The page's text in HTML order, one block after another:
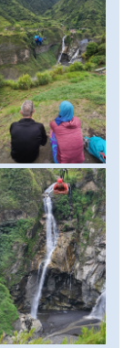
fölé 4 km-rel
felé
határára
rálátást adó
vendégház,